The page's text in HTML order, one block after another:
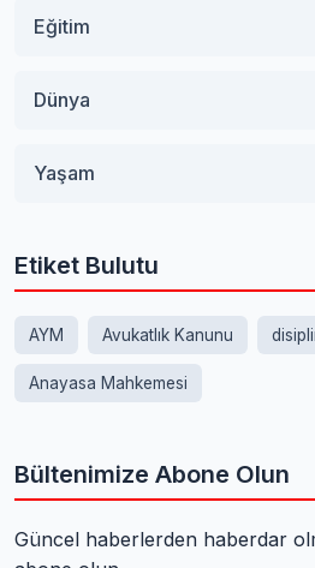
Eğitim
Dünya
Yaşam
Etiket Bulutu
AYM Avukatlık Kanunu
Anayasa Mahkemesi
Bültenimize Abone Olun
Güncel haberlerden haberdar